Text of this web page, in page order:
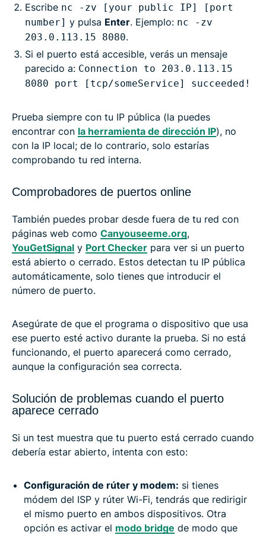
Escribe nc -zv [your public IP] [port
number] y pulsa Enter. Ejemplo: nc -zv
203.0.113.15 8080.
Si el puerto está accesible, verás un mensaje
parecido a: Connection to 203.0.113.15
8080 port [tcp/someService] succeeded!
Prueba siempre con tu IP pública (la puedes
encontrar con la herramienta de dirección IP), no
con la IP local; de lo contrario, solo estarías
comprobando tu red interna.
Comprobadores de puertos online
También puedes probar desde fuera de tu red con
páginas web como Canyouseeme.org,
YouGetSignal y Port Checker para ver si un puerto
está abierto o cerrado. Estos detectan tu IP pública
automáticamente, solo tienes que introducir el
número de puerto.
Asegúrate de que el programa o dispositivo que usa
ese puerto esté activo durante la prueba. Si no está
funcionando, el puerto aparecerá como cerrado,
aunque la configuración sea correcta.
Solución de problemas cuando el puerto
aparece cerrado
Si un test muestra que tu puerto está cerrado cuando
debería estar abierto, intenta con esto:
Configuración de rúter y modem: si tienes
módem del ISP y rúter Wi-Fi, tendrás que redirigir
el mismo puerto en ambos dispositivos. Otra
opción es activar el modo bridge de modo que